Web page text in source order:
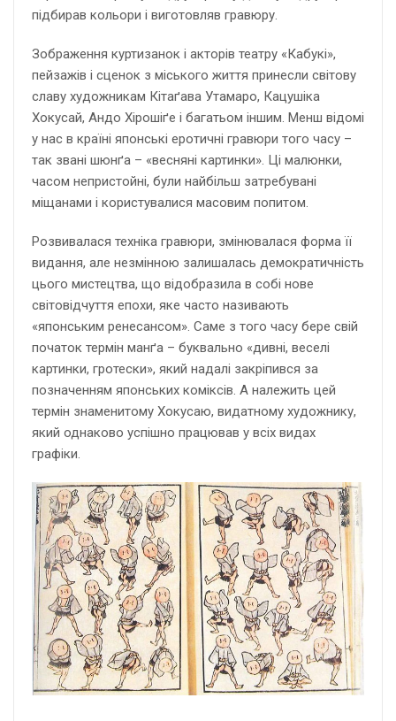
підбирав кольори і виготовляв гравюру.
Зображення куртизанок і акторів театру «Кабукі»,
пейзажів і сценок з міського життя принесли світову
славу художникам Кітаґава Утамаро, Кацушіка
Хокусай, Андо Хірошіґе і багатьом іншим. Менш відомі
у нас в країні японські еротичні гравюри того часу –
так звані шюнґа – «весняні картинки». Ці малюнки,
часом непристойні, були найбільш затребувані
міщанами і користувалися масовим попитом.
Розвивалася техніка гравюри, змінювалася форма її
видання, але незмінною залишалась демократичність
цього мистецтва, що відобразила в собі нове
світовідчуття епохи, яке часто називають
«японським ренесансом». Саме з того часу бере свій
початок термін манґа – буквально «дивні, веселі
картинки, гротески», який надалі закріпився за
позначенням японських коміксів. А належить цей
термін знаменитому Хокусаю, видатному художнику,
який однаково успішно працював у всіх видах
графіки.